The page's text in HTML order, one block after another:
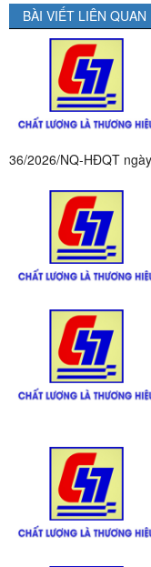
BÀI VIẾT LIÊN QUAN
36/2026/NQ-HĐQT